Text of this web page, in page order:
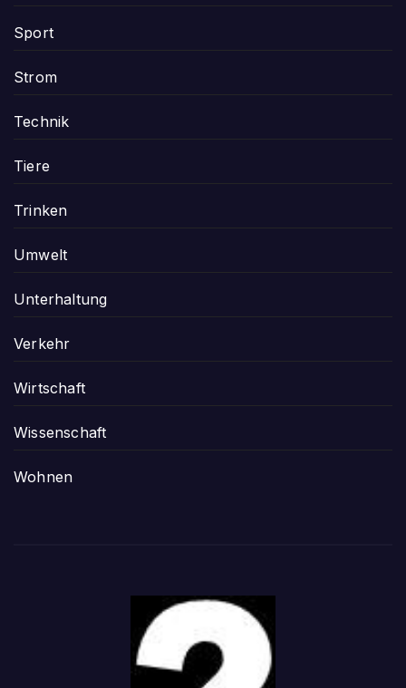
Sport
Strom
Technik
Tiere
Trinken
Umwelt
Unterhaltung
Verkehr
Wirtschaft
Wissenschaft
Wohnen